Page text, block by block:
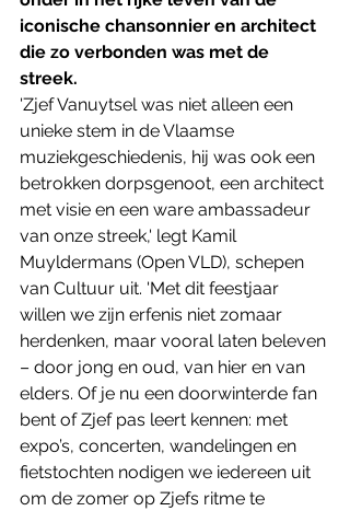
iconische chansonnier en architect
die zo verbonden was met de
streek.
'Zjef Vanuytsel was niet alleen een
unieke stem in de Vlaamse
muziekgeschiedenis, hij was ook een
betrokken dorpsgenoot, een architect
met visie en een ware ambassadeur
van onze streek,' legt Kamil
Muyldermans (Open VLD), schepen
van Cultuur uit. 'Met dit feestjaar
willen we zijn erfenis niet zomaar
herdenken, maar vooral laten beleven
– door jong en oud, van hier en van
elders. Of je nu een doorwinterde fan
bent of Zjef pas leert kennen: met
expo’s, concerten, wandelingen en
fietstochten nodigen we iedereen uit
om de zomer op Zjefs ritme te